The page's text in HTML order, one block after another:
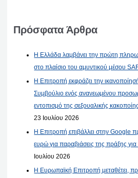
Πρόσφατα Άρθρα
Η Ελλάδα λαμβάνει την πρώτη
στο πλαίσιο του αμυντικού μέσου
Η Επιτροπή εκφράζει την
Συμβούλιο ενός ανανεωμένου
εντοπισμό της σεξουαλικής
23 Ιουλίου 2026
Η Επιτροπή επιβάλλει στην Google
ευρώ για παραβιάσεις της πράξης για
Ιουλίου 2026
Η Ευρωπαϊκή Επιτροπή μεταθέτει,